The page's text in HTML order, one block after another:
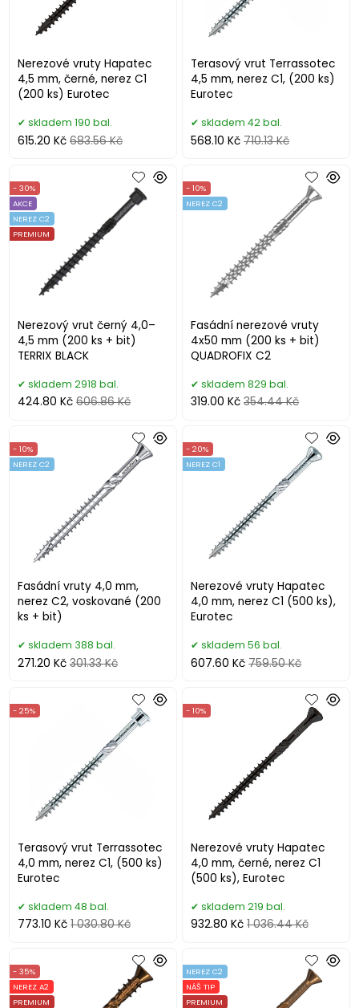
Nerezové vruty Hapatec
4,5 mm, černé, nerez C1
(200 ks) Eurotec
skladem 190 bal.
615.20 Kč 683.56 Kč
Terasový vrut Terrassotec
4,5 mm, nerez C1, (200 ks)
Eurotec
skladem 42 bal.
568.10 Kč 710.13 Kč
Nerezový vrut černý 4,0–
4,5 mm (200 ks + bit)
TERRIX BLACK
- 30%
AKCE
NEREZ C2
PREMIUM
skladem 2918 bal.
424.80 Kč 606.86 Kč
Fasádní nerezové vruty
4x50 mm (200 ks + bit)
QUADROFIX C2
- 10%
NEREZ C2
skladem 829 bal.
319.00 Kč 354.44 Kč
Fasádní vruty 4,0 mm,
nerez C2, voskované (200
ks + bit)
- 10%
NEREZ C2
skladem 388 bal.
271.20 Kč 301.33 Kč
Nerezové vruty Hapatec
4,0 mm, nerez C1 (500 ks),
Eurotec
- 20%
NEREZ C1
skladem 56 bal.
607.60 Kč 759.50 Kč
Terasový vrut Terrassotec
4,0 mm, nerez C1, (500 ks)
Eurotec
- 25%
skladem 48 bal.
773.10 Kč 1 030.80 Kč
Nerezové vruty Hapatec
4,0 mm, černé, nerez C1
(500 ks), Eurotec
- 10%
skladem 219 bal.
932.80 Kč 1 036.44 Kč
- 35%
NEREZ A2
PREMIUM
NEREZ C2
NÁŠ TIP
PREMIUM